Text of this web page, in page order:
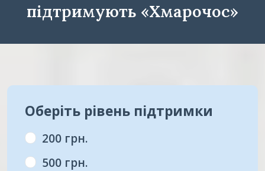
підтримують «Хмарочос»
Оберіть рівень підтримки
200 грн.
500 грн.